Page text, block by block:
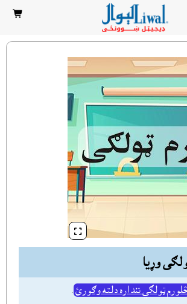


وړيا
ټولګي ننداره دلته وګورئ .